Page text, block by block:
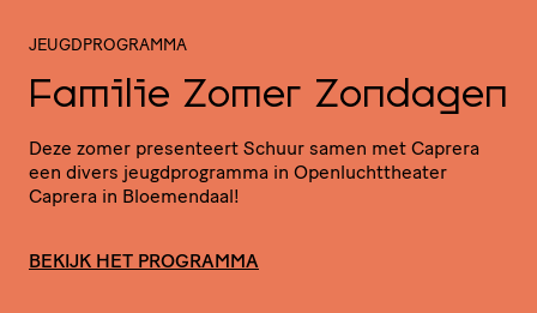
JEUGDPROGRAMMA
Familie Zomer Zondagen
Deze zomer presenteert Schuur samen met Caprera
een divers jeugd­pro­gramma in Open­lucht­the­ater
Caprera in Bloemendaal!
BEKIJK HET PROGRAMMA